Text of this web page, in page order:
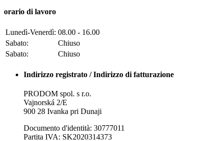
orario di lavoro
Lunedì-Venerdì: 08.00 - 16.00
Sabato:
Chiuso
Sabato:
Chiuso
Indirizzo registrato / Indirizzo di fatturazione
PRODOM spol. s r.o.
Vajnorská 2/E
900 28 Ivanka pri Dunaji
Documento d'identità: 30777011
Partita IVA: SK2020314373